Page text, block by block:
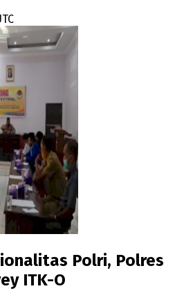
Polri, Polres
ITK-O